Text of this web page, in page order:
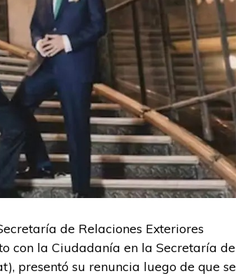
de Relaciones Exteriores
con la Ciudadanía en la Secretaría de
presentó su renuncia luego de que se